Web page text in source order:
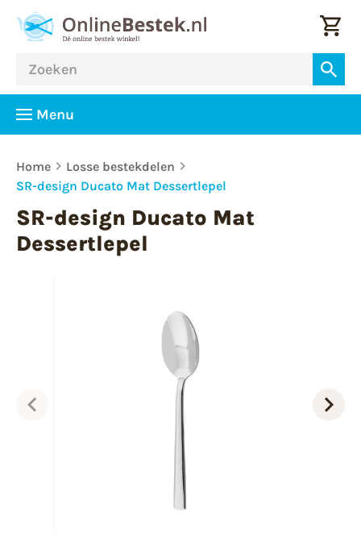
Menu
Home
Losse bestekdelen
SR-design Ducato Mat Dessertlepel
SR-design Ducato Mat
Dessertlepel